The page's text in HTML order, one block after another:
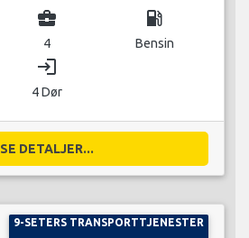
business_center
4
local_gas_station
Bensin
login
4 Dør
SE DETALJER...
9-SETERS TRANSPORTTJENESTER